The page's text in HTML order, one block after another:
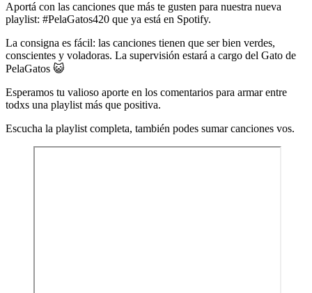
Aportá con las canciones que más te gusten para nuestra nueva
playlist: #PelaGatos420 que ya está en Spotify.
La consigna es fácil: las canciones tienen que ser bien verdes,
conscientes y voladoras. La supervisión estará a cargo del Gato de
PelaGatos 😺
Esperamos tu valioso aporte en los comentarios para armar entre
todxs una playlist más que positiva.
Escucha la playlist completa, también podes sumar canciones vos.